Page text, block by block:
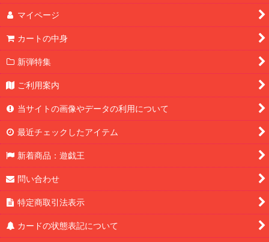
マイページ
カートの中身
新弾特集
ご利用案内
当サイトの画像やデータの利用について
最近チェックしたアイテム
新着商品：遊戯王
問い合わせ
特定商取引法表示
カードの状態表記について